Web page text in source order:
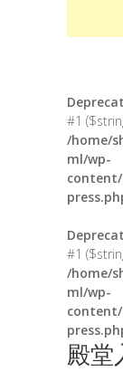
#1
/home/
ml/wp-
#1
/home/
ml/wp-
殿堂